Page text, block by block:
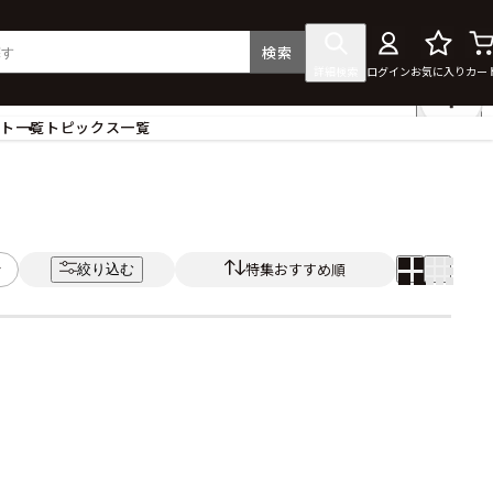
検索
ログインお気に入り カー
食器
一覧 トピックス一覧
絞り込む 特集おすすめ順